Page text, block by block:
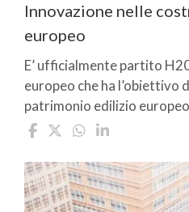
Innovazione nelle
europeo
E’ ufficialmente partito
europeo che ha l’obiettivo
patrimonio edilizio